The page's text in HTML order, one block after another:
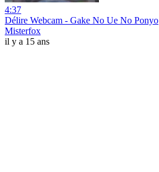
4:37
Délire Webcam - Gake No Ue No Ponyo
Misterfox
il y a 15 ans